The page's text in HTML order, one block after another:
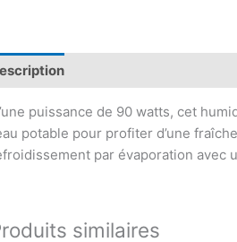
puissance de 90 watts, cet
potable pour profiter d’une
par évaporation avec
similaires